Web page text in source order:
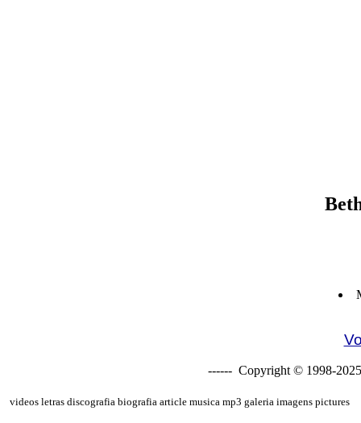
------ Copyright © 1998-
videos letras discografia biografia article musica mp3 galeria imagens pictures